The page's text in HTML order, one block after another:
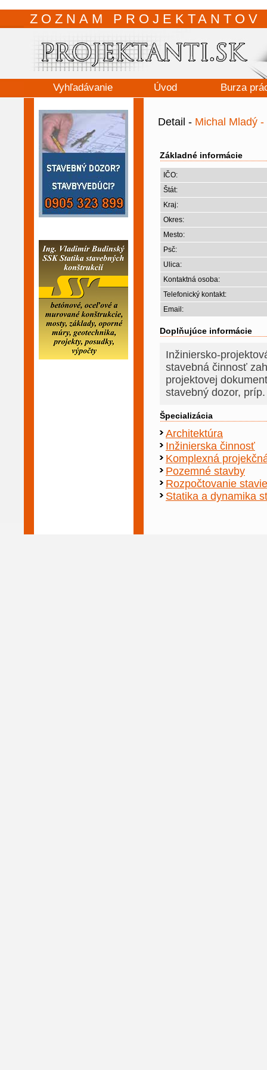
ZOZNAM
Vyhľadávanie Úvod Burza
Detail - Michal Mladý
Základné informácie
IČO:
Štát:
Kraj:
Okres:
Mesto:
Psč:
Ulica:
Kontaktná osoba:
Telefonický kontakt:
Email:
Doplňujúce informácie
Inžiniersko-
stavebná činnosť
projektovej
stavebný dozor,
Špecializácia
Architektúra
Inžinierska činnosť
Komplexná
Pozemné stavby
Rozpočtovanie
Statika a dynamika